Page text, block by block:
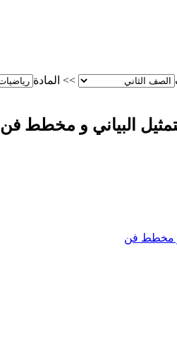
>> المادة
البياني و مخطط فن